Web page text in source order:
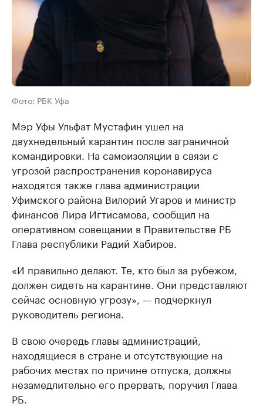
Фото: РБК Уфа
Мэр Уфы Ульфат Мустафин ушел на
двухнедельный карантин после заграничной
командировки. На самоизоляции в связи с
угрозой распространения коронавируса
находятся также глава администрации
Уфимского района Вилорий Угаров и министр
финансов Лира Игтисамова, сообщил на
оперативном совещании в Правительстве РБ
Глава республики Радий Хабиров.
«И правильно делают. Те, кто был за рубежом,
должен сидеть на карантине. Они представляют
сейчас основную угрозу», — подчеркнул
руководитель региона.
В свою очередь главы администраций,
находящиеся в стране и отсутствующие на
рабочих местах по причине отпуска, должны
незамедлительно его прервать, поручил Глава
РБ.